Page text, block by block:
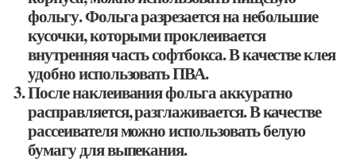
фольгу. Фольга разрезается на небольшие
кусочки, которыми проклеивается
внутренняя часть софтбокса. В качестве клея
удобно использовать ПВА.
После наклеивания фольга аккуратно
расправляется, разглаживается. В качестве
рассеивателя можно использовать белую
бумагу для выпекания.